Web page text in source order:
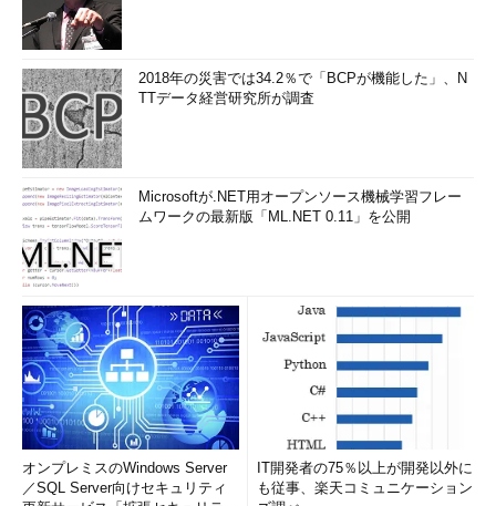
UltraVNCのデスクトップ画面
一番上にUltraVNCのツール・バー・ボタンがデフ
（1）UltraVNCのシステム・メニュー・ボタ
ン。設定の変更や特殊キーの入力などができる。
（2）サーバ側のデスクトップ画面。ここで操
作を行うとサーバ側の画面が同じように操作、変
更されるし、逆に、サーバ側で操作を行うと、そ
れがここに反映される。
（3）接続オプションの設定ダイアログの表
示。画面を少し小さく表示させたい場合などは、
これをクリックして設定ダイアログを表示させ、
表示倍率を95％とか90％にする。すると同じ解像
度でも（例：ローカルもリモートも1024×768な
ど）少し小さく表示されるので、ツール・バーも
含めて全体をスクロールなしに見渡して操作でき
る。
（4）画面の更新ボタン。画面表示が乱れるこ
とが少なくないが、そういう場合はこれをクリッ
2018年の災害では34.2％で「BCPが機能した」、N
TTデータ経営研究所が調査
Microsoftが.NET用オープンソース機械学習フレー
ムワークの最新版「ML.NET 0.11」を公開
オンプレミスのWindows Server
／SQL Server向けセキュリティ
IT開発者の75％以上が開発以外に
も従事、楽天コミュニケーション